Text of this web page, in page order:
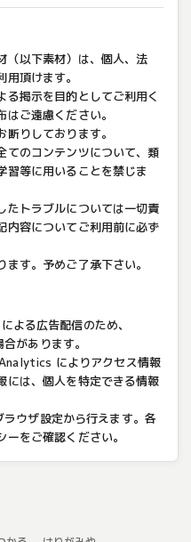
（以下素材）は、個人、法
頂けます。
掲示を目的としてご利用く
ご遠慮ください。
りしております。
てのコンテンツについて、類
習等に用いることを禁じま
たトラブルについては一切責
内容についてご利用前に必ず
す。予めご了承下さい。
よる広告配信のため、
があります。
によりアクセス情報
には、個人を特定できる情報
ウザ設定から行えます。各
をご確認ください。